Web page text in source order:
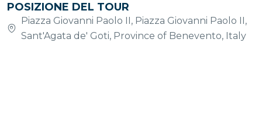
POSIZIONE DEL TOUR
Piazza Giovanni Paolo II, Piazza Giovanni Paolo II,
Sant'Agata de' Goti, Province of Benevento, Italy